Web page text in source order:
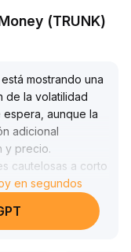
(TRUNK)
mostrando una
de la volatilidad
aunque la
adicional
y precio.
cautelosas a corto
especial
y resistencia,
de operaciones
en segundos